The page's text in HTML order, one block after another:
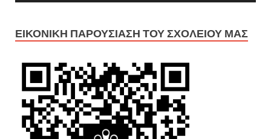
ΕΙΚΟΝΙΚΉ ΠΑΡΟΥΣΊΑΣΗ ΤΟΥ ΣΧΟΛΕΊΟΥ ΜΑΣ